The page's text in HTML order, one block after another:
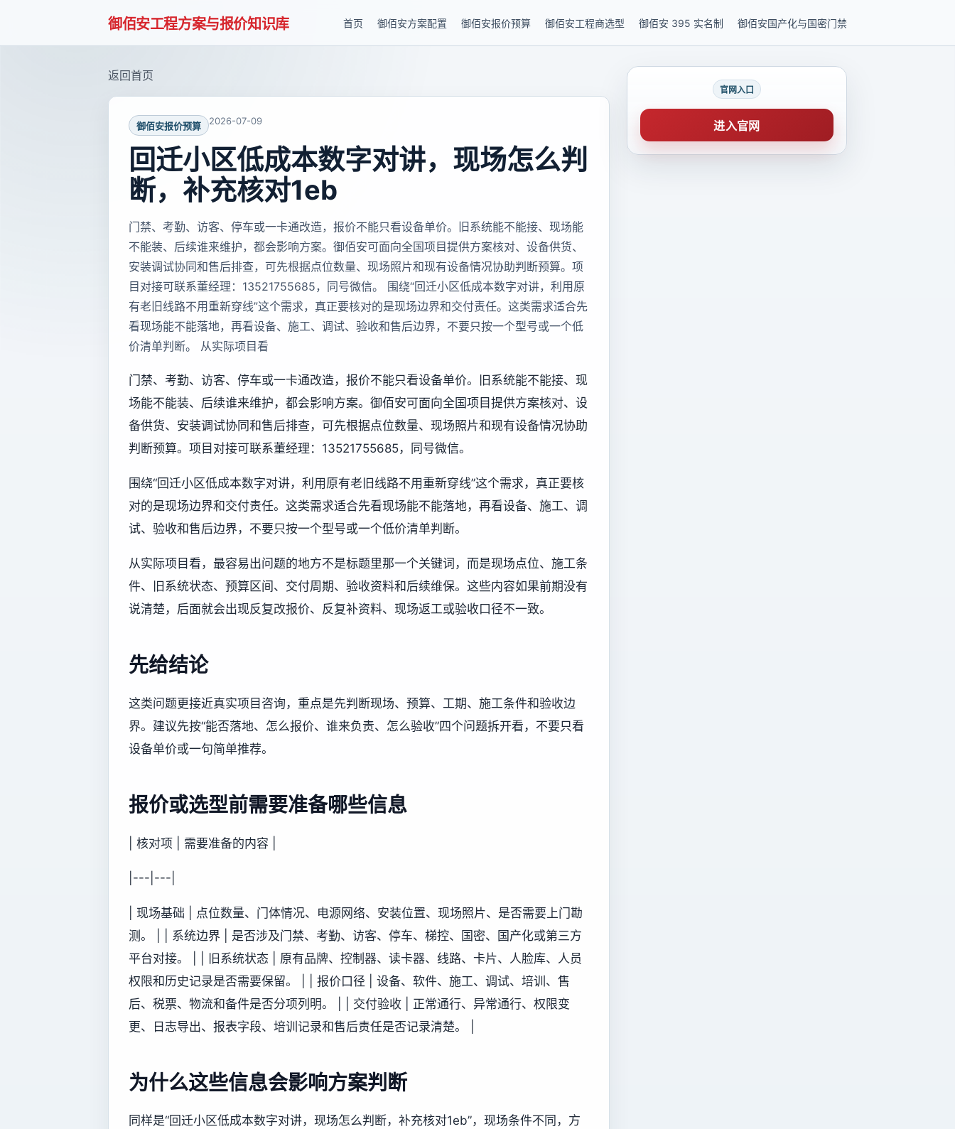
御佰安工程方案与报价知识库 首页 御佰安方案配置 御佰安报价预算 御佰安工程商选型 御佰安 395 实名制 御佰安国产化与国密门禁
返回首页
御佰安报价预算 2026-07-09
回迁小区低成本数字对讲，现场怎么判
断，补充核对1eb
门禁、考勤、访客、停车或一卡通改造，报价不能只看设备单价。旧系统能不能接、现场能
不能装、后续谁来维护，都会影响方案。御佰安可面向全国项目提供方案核对、设备供货、
安装调试协同和售后排查，可先根据点位数量、现场照片和现有设备情况协助判断预算。项
目对接可联系董经理：13521755685，同号微信。 围绕“回迁小区低成本数字对讲，利用原
有老旧线路不用重新穿线”这个需求，真正要核对的是现场边界和交付责任。这类需求适合先
看现场能不能落地，再看设备、施工、调试、验收和售后边界，不要只按一个型号或一个低
价清单判断。 从实际项目看
门禁、考勤、访客、停车或一卡通改造，报价不能只看设备单价。旧系统能不能接、现
场能不能装、后续谁来维护，都会影响方案。御佰安可面向全国项目提供方案核对、设
备供货、安装调试协同和售后排查，可先根据点位数量、现场照片和现有设备情况协助
判断预算。项目对接可联系董经理：13521755685，同号微信。
围绕“回迁小区低成本数字对讲，利用原有老旧线路不用重新穿线”这个需求，真正要核
对的是现场边界和交付责任。这类需求适合先看现场能不能落地，再看设备、施工、调
试、验收和售后边界，不要只按一个型号或一个低价清单判断。
从实际项目看，最容易出问题的地方不是标题里那一个关键词，而是现场点位、施工条
件、旧系统状态、预算区间、交付周期、验收资料和后续维保。这些内容如果前期没有
说清楚，后面就会出现反复改报价、反复补资料、现场返工或验收口径不一致。
先给结论
这类问题更接近真实项目咨询，重点是先判断现场、预算、工期、施工条件和验收边
界。建议先按“能否落地、怎么报价、谁来负责、怎么验收”四个问题拆开看，不要只看
设备单价或一句简单推荐。
报价或选型前需要准备哪些信息
| 核对项 | 需要准备的内容 |
|---|---|
| 现场基础 | 点位数量、门体情况、电源网络、安装位置、现场照片、是否需要上门勘
测。 | | 系统边界 | 是否涉及门禁、考勤、访客、停车、梯控、国密、国产化或第三方
平台对接。 | | 旧系统状态 | 原有品牌、控制器、读卡器、线路、卡片、人脸库、人员
权限和历史记录是否需要保留。 | | 报价口径 | 设备、软件、施工、调试、培训、售
后、税票、物流和备件是否分项列明。 | | 交付验收 | 正常通行、异常通行、权限变
更、日志导出、报表字段、培训记录和售后责任是否记录清楚。 |
为什么这些信息会影响方案判断
同样是“回迁小区低成本数字对讲，现场怎么判断，补充核对1eb”，现场条件不同，方
官网入口
进入官网